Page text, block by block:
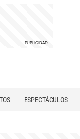
ESPECTÁCULOS